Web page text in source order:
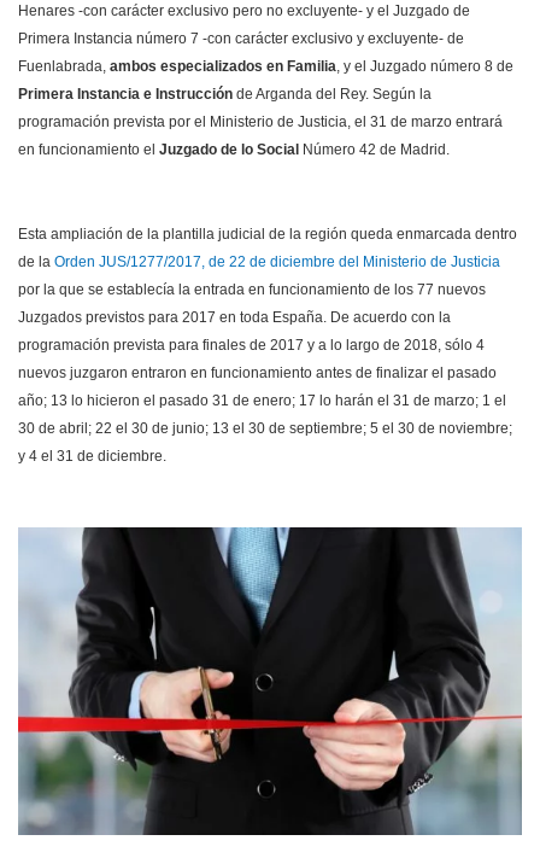
Henares -con carácter exclusivo pero no excluyente- y el Juzgado de
Primera Instancia número 7 -con carácter exclusivo y excluyente- de
Fuenlabrada, ambos especializados en Familia, y el Juzgado número 8 de
Primera Instancia e Instrucción de Arganda del Rey. Según la
programación prevista por el Ministerio de Justicia, el 31 de marzo entrará
en funcionamiento el Juzgado de lo Social Número 42 de Madrid.
Esta ampliación de la plantilla judicial de la región queda enmarcada dentro
de la Orden JUS/1277/2017, de 22 de diciembre del Ministerio de Justicia
por la que se establecía la entrada en funcionamiento de los 77 nuevos
Juzgados previstos para 2017 en toda España. De acuerdo con la
programación prevista para finales de 2017 y a lo largo de 2018, sólo 4
nuevos juzgaron entraron en funcionamiento antes de finalizar el pasado
año; 13 lo hicieron el pasado 31 de enero; 17 lo harán el 31 de marzo; 1 el
30 de abril; 22 el 30 de junio; 13 el 30 de septiembre; 5 el 30 de noviembre;
y 4 el 31 de diciembre.